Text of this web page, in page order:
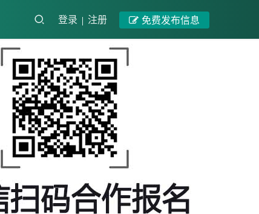
登录 注册 免费发布信息